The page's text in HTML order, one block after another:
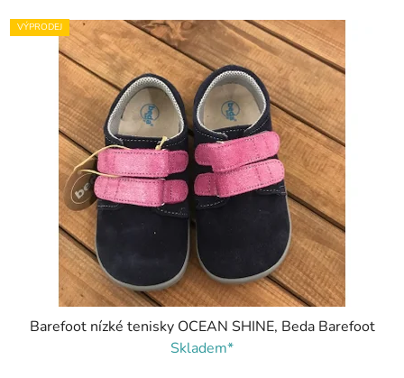
VÝPRODEJ
Barefoot nízké tenisky OCEAN SHINE, Beda Barefoot
Skladem*